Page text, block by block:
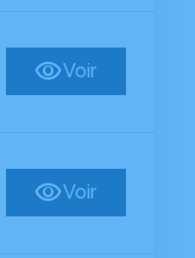
Voir
Voir